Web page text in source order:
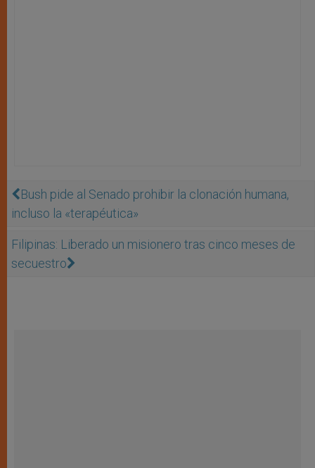
Bush pide al Senado prohibir la clonación humana,
incluso la «terapéutica»
Filipinas: Liberado un misionero tras cinco meses de
secuestro